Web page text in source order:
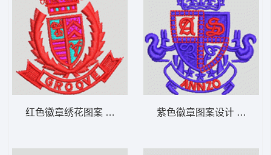
红色徽章绣花图案 章仔 紫色徽章图案设计 章仔